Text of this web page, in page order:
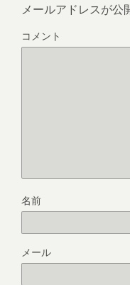
メールアドレスが公
コメント
名前
メール